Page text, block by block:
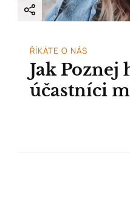
ŘÍKÁTE O NÁS
Jak Poznej
účastníci